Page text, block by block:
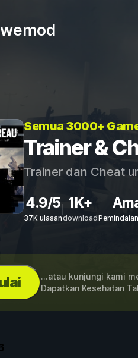
wemod
Semua 3000+
Trainer &
Trainer dan Cheat
4.9/5
37K ulasan
1K+
download
...atau kunjungi kami
Dapatkan Kesehatan